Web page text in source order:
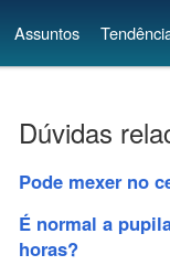
Assuntos
Dúvidas
Pode mexer no
É normal a
horas?